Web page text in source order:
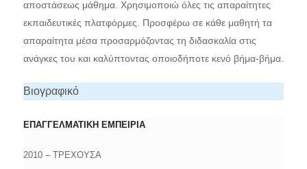
αποστάσεως μάθημα. Χρησιμοποιώ όλες τις απαραίτητες
εκπαιδευτικές πλατφόρμες. Προσφέρω σε κάθε μαθητή τα
απαραίτητα μέσα προσαρμόζοντας τη διδασκαλία στις
ανάγκες του και καλύπτοντας οποιοδήποτε κενό βήμα-βήμα.
Βιογραφικό
ΕΠΑΓΓΕΛΜΑΤΙΚΗ ΕΜΠΕΙΡΙΑ
2010 – ΤΡΕΧΟΥΣΑ